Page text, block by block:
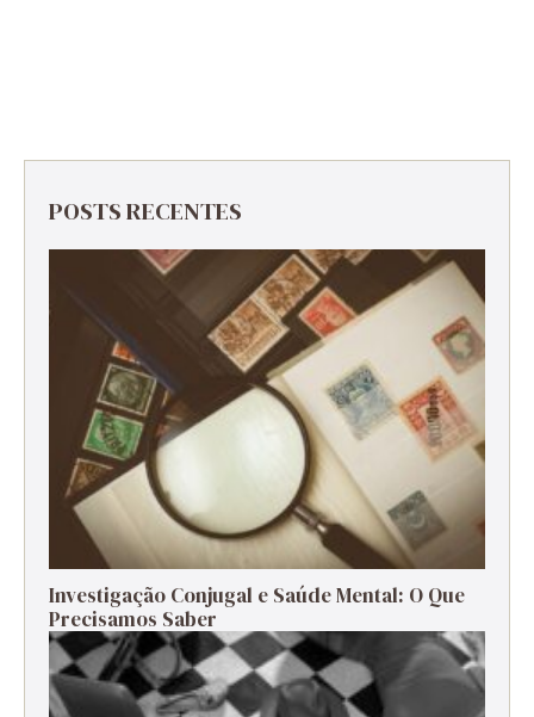
POSTS RECENTES
Investigação Conjugal e Saúde Mental: O Que
Precisamos Saber